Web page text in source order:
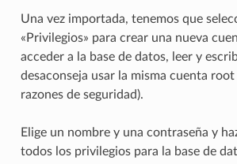
Una vez importada, tenemos que
«Privilegios» para crear una nueva
acceder a la base de datos, leer y
desaconseja usar la misma cuenta
razones de seguridad).
Elige un nombre y una contraseña y
todos los privilegios para la base de